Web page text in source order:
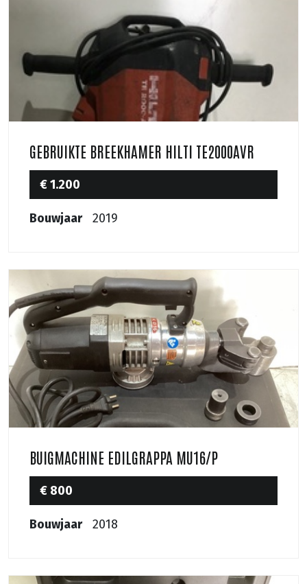
GEBRUIKTE BREEKHAMER HILTI TE2000AVR
€ 1.200
Bouwjaar 2019
BUIGMACHINE EDILGRAPPA MU16/P
€ 800
Bouwjaar 2018